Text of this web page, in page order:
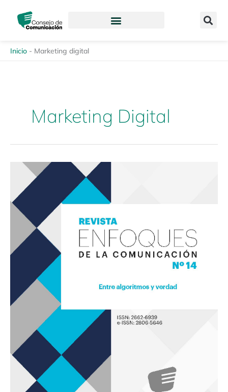
contenido
Inicio - Marketing digital
Marketing Digital
Revista
Enfoques
la
Comunicación
«Entre
algoritmos
y